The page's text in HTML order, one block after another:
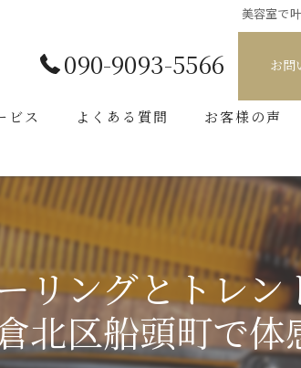
美容室で
090-9093-5566 お問
ビス よくある質問 お客様の声
リングとトレン
北区船頭町で体